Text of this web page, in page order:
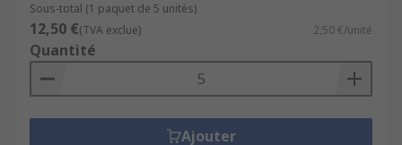
Sous-total (1 paquet de 5 unités)
12,50 €(TVA exclue) 2,50 €/unité
Quantité
Ajouter